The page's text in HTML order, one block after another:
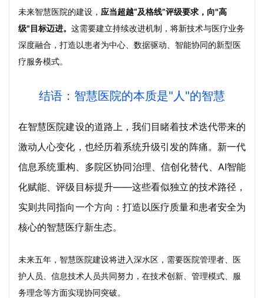
未来智慧医院的建设， 应当超越“及格线”评级要求，向"高
级"目标迈进。 这需要建立持续改进机制，将新技术与医疗业务
深度融合，打造以患者为中心、数据驱动、智能协同的新型医
疗服务模式。
结语：智慧医院的本质是"人"的智慧
在智慧医院建设的道路上，我们目睹着技术迭代带来的
激动人心变化，也经历着系统升级引发的阵痛。新一代
信息系统重构、多院区协同治理、信创化替代、AI智能
化赋能、评级目标提升——这些看似独立的技术路径，
实则共同指向一个方向：打造以医疗质量和患者安全为
核心的智慧医疗新生态。
未来五年，智慧医院建设将进入深水区，需要医院管理者、医
护人员、信息技术人员共同努力，在技术创新、管理模式、服
务理念等方面实现协同突破。